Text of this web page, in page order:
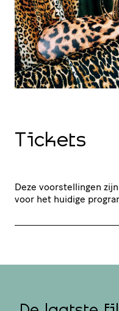
Tickets
Deze voorstellingen
voor het huidige